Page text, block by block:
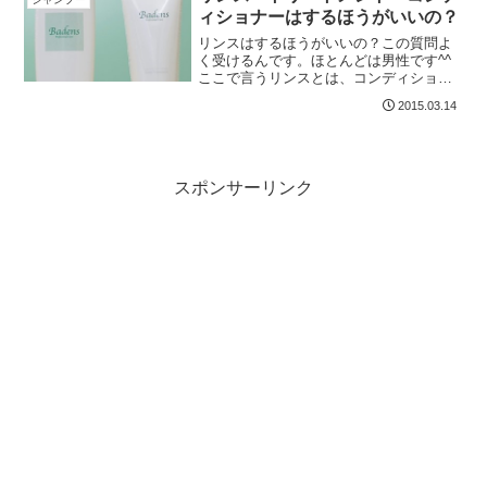
プコンディショナーの...
ィショナーはするほうがいいの？
リンスはするほうがいいの？この質問よ
く受けるんです。ほとんどは男性です^^
ここで言うリンスとは、コンディショナ
ーやトリートメントも同じものとして考
えます。写真はバーデンスシャンプーと
2015.03.14
スポンサーリンク